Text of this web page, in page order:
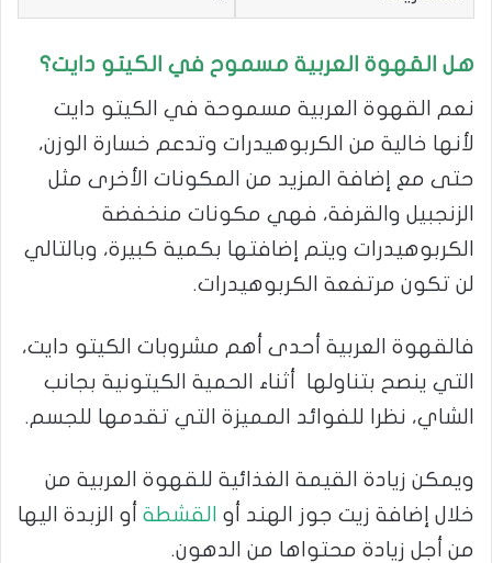
هل القهوة العربية مسموح في الكيتو دايت؟
نعم القهوة العربية مسموحة في الكيتو دايت
لأنها خالية من الكربوهيدرات وتدعم خسارة الوزن،
حتى مع إضافة المزيد من المكونات الأخرى مثل
الزنجبيل والقرفة، فهي مكونات منخفضة
الكربوهيدرات ويتم إضافتها بكمية كبيرة، وبالتالي
لن تكون مرتفعة الكربوهيدرات.
فالقهوة العربية أحدى أهم مشروبات الكيتو دايت،
التي ينصح بتناولها أثناء الحمية الكيتونية بجانب
الشاي، نظرا للفوائد المميزة التي تقدمها للجسم.
ويمكن زيادة القيمة الغذائية للقهوة العربية من
خلال إضافة زيت جوز الهند أو القشطة أو الزبدة اليها
من أجل زيادة محتواها من الدهون.